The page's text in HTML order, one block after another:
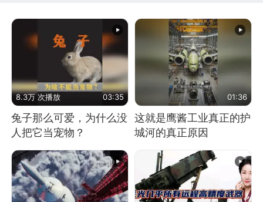
8.3万 次播放 03:35
兔子那么可爱，为什么没
人把它当宠物？
01:36
这就是鹰酱工业真正的护
城河的真正原因